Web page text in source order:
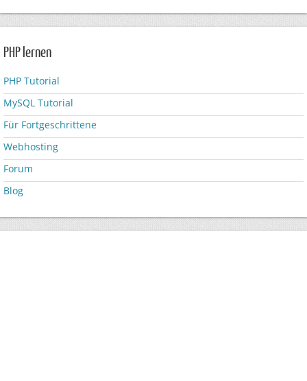
PHP lernen
PHP Tutorial
MySQL Tutorial
Für Fortgeschrittene
Webhosting
Forum
Blog